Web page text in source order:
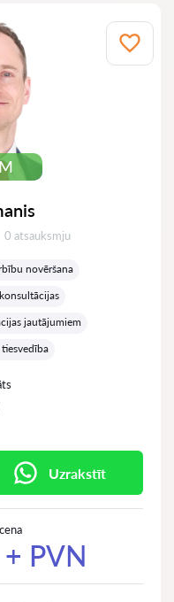
Atsauksmes:
0 atsauksmju
novēršana
jautājumiem
Uzrakstīt
PVN